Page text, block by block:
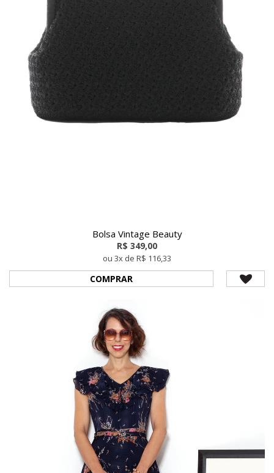
Bolsa Vintage Beauty
R$ 349,00
ou 3x de R$ 116,33
COMPRAR